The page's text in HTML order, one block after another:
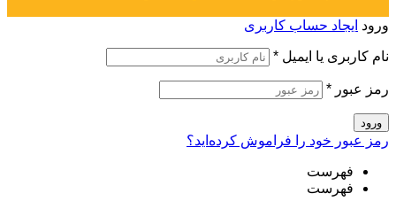
ورود ایجاد حساب کاربری
نام کاربری یا ایمیل *
رمز عبور *
ورود
رمز عبور خود را فراموش کرده‌اید؟
فهرست
فهرست